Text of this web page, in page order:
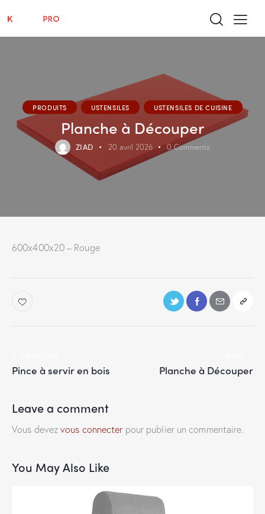
PRODUITS USTENSILES USTENSILES DE CUISINE
Planche à Découper
ZIAD 20 avril 2026 0 Comments
600x400x20 – Rouge
Pince à servir en bois Planche à Découper
Leave a comment
Vous devezvous connecter pour publier un commentaire.
You May Also Like